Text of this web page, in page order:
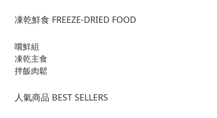
凍乾鮮食 FREEZE-DRIED FOOD
嚐鮮組
凍乾主食
拌飯肉鬆
人氣商品 BEST SELLERS